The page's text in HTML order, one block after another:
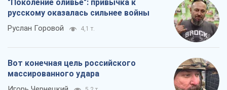
"Поколение оливье": привычка к
русскому оказалась сильнее войны
Руслан Горовой 4,1 т.
Вот конечная цель российского
массированного удара